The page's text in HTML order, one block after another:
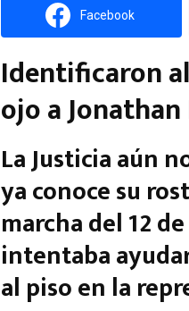
Facebook
Identificaron
ojo a
La Justicia aún
ya conoce su
marcha del 12
intentaba
al piso en la